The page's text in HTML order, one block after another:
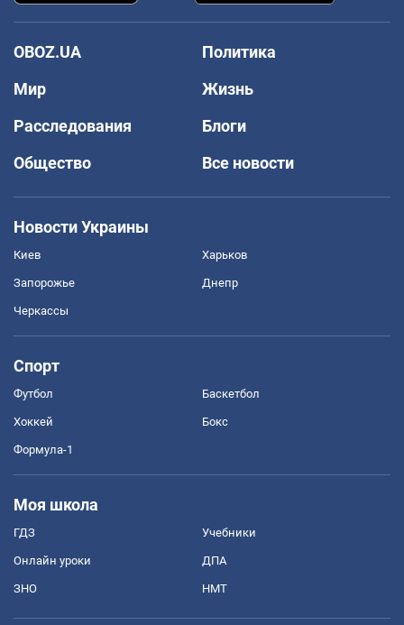
OBOZ.UA
Политика
Мир
Жизнь
Расследования
Блоги
Общество
Все новости
Новости Украины
Киев Харьков
Запорожье Днепр
Черкассы
Спорт
Футбол Баскетбол
Хоккей Бокс
Формула-1
Моя школа
ГДЗ Учебники
Онлайн уроки ДПА
ЗНО НМТ